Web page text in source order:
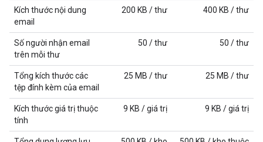
Kích thước nội dung
email
200 KB / thư 400 KB / thư
Số người nhận email
trên mỗi thư
50 / thư 50 / thư
Tổng kích thước các
tệp đính kèm của email
25 MB / thư 25 MB / thư
Kích thước giá trị thuộc
tính
9 KB / giá trị 9 KB / giá trị